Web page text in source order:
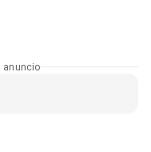
anuncio